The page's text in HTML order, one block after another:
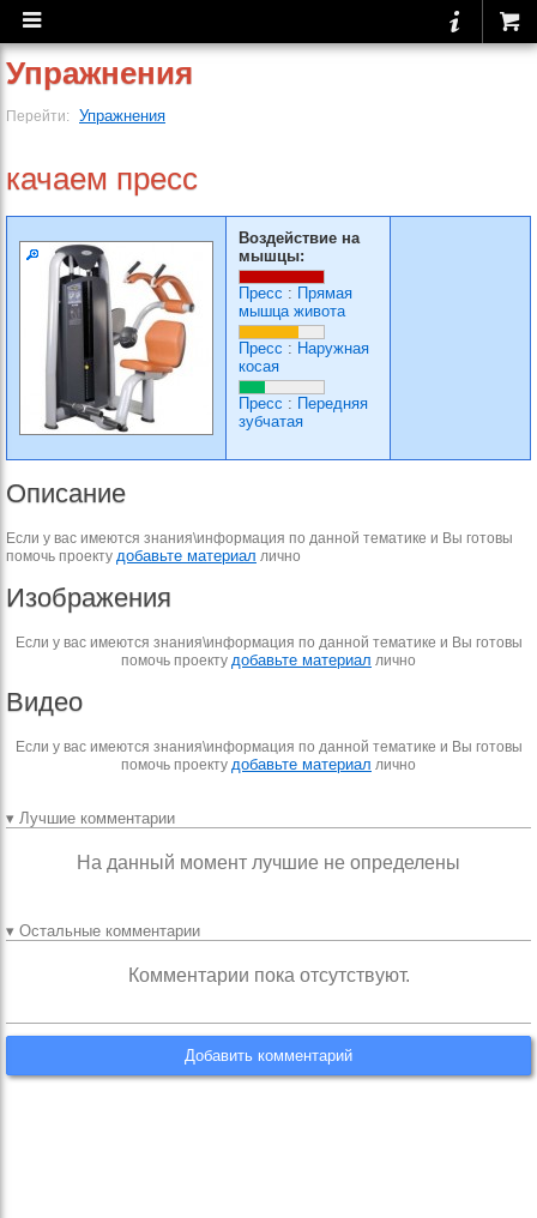
Упражнения
Перейти: Упражнения
качаем пресс
Воздействие на
мышцы:
Пресс : Прямая
мышца живота
Пресс : Наружная
косая
Пресс : Передняя
зубчатая
Описание
Если у вас имеются знания\информация по данной тематике и Вы готовы
помочь проекту добавьте материал лично
Изображения
Если у вас имеются знания\информация по данной тематике и Вы готовы
помочь проекту добавьте материал лично
Видео
Если у вас имеются знания\информация по данной тематике и Вы готовы
помочь проекту добавьте материал лично
▾ Лучшие комментарии
На данный момент лучшие не определены
▾ Остальные комментарии
Комментарии пока отсутствуют.
Добавить комментарий